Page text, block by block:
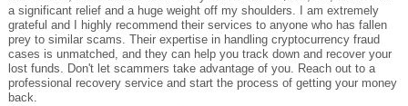
a significant relief and a huge weight off my shoulders. I am extremely
grateful and I highly recommend their services to anyone who has fallen
prey to similar scams. Their expertise in handling cryptocurrency fraud
cases is unmatched, and they can help you track down and recover your
lost funds. Don't let scammers take advantage of you. Reach out to a
professional recovery service and start the process of getting your money
back.